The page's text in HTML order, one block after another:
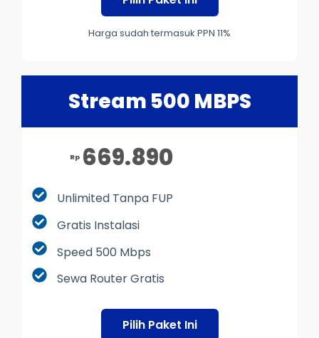
Harga sudah termasuk PPN 11%
Stream 500 MBPS
Rp 669.890
Unlimited Tanpa FUP
Gratis Instalasi
Speed 500 Mbps
Sewa Router Gratis
Pilih Paket Ini